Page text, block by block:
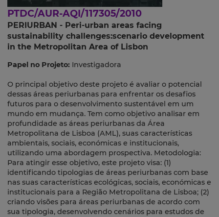
PTDC/AUR-AQI/117305/2010
PERIURBAN - Peri-urban areas facing
sustainability challenges:scenario development
in the Metropolitan Area of Lisbon
Papel no Projeto: Investigadora
O principal objetivo deste projeto é avaliar o potencial
dessas áreas periurbanas para enfrentar os desafios
futuros para o desenvolvimento sustentável em um
mundo em mudança. Tem como objetivo analisar em
profundidade as áreas periurbanas da Área
Metropolitana de Lisboa (AML), suas características
ambientais, sociais, económicas e institucionais,
utilizando uma abordagem prospectiva. Metodologia:
Para atingir esse objetivo, este projeto visa: (1)
identificando tipologias de áreas periurbanas com base
nas suas características ecológicas, sociais, económicas e
institucionais para a Região Metropolitana de Lisboa; (2)
criando visões para áreas periurbanas de acordo com
sua tipologia, desenvolvendo cenários para estudos de